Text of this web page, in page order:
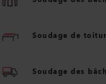
Soudage de
Soudage des